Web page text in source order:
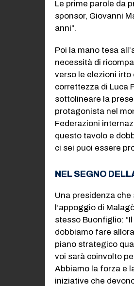
Le prime parole da
sponsor, Giovanni
anni”.
Poi la mano tesa
necessità di
verso le elezioni
correttezza di Luca
sottolineare la
protagonista nel
Federazioni
questo tavolo e
ci sei puoi essere
NEL SEGNO
Una presidenza
l’appoggio di
stesso Buonfiglio:
dobbiamo fare
piano strategico
voi sarà coinvolto
Abbiamo la forza e
iniziative che